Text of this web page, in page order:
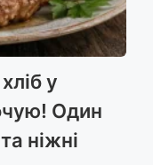
у
Один
ніжні